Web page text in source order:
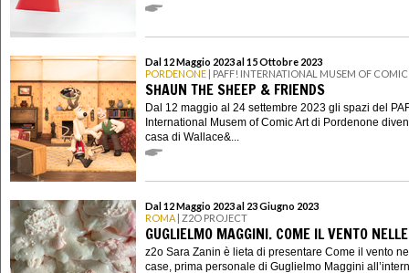
Dal 12 Maggio 2023 al 15 Ottobre 2023
PORDENONE | PAFF! INTERNATIONAL MUSEM OF
SHAUN THE SHEEP & FRIENDS
Dal 12 maggio al 24 settembre 2023 gli spazi del
International Musem of Comic Art di Pordenone
casa di Wallace&...
Dal 12 Maggio 2023 al 23 Giugno 2023
ROMA | Z2O PROJECT
GUGLIELMO MAGGINI. COME IL VENTO
z2o Sara Zanin è lieta di presentare Come il vento
case, prima personale di Guglielmo Maggini